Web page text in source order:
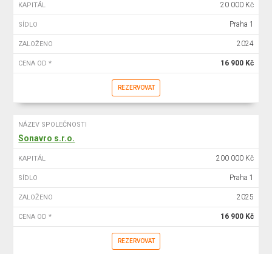
KAPITÁL 20 000 Kč
SÍDLO Praha 1
ZALOŽENO 2024
CENA OD * 16 900 Kč
REZERVOVAT
NÁZEV SPOLEČNOSTI
Sonavro s.r.o.
KAPITÁL 200 000 Kč
SÍDLO Praha 1
ZALOŽENO 2025
CENA OD * 16 900 Kč
REZERVOVAT